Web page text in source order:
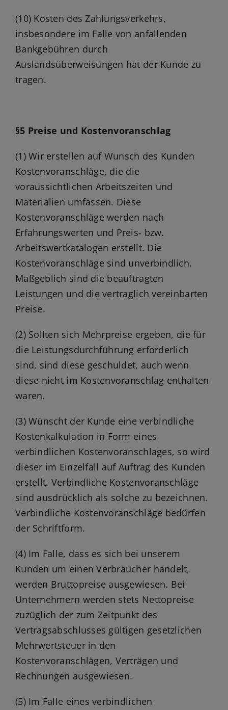
(10) Kosten des Zahlungsverkehrs,
insbesondere im Falle von anfallenden
Bankgebühren durch
Auslandsüberweisungen hat der Kunde zu
tragen.
§5 Preise und Kostenvoranschlag
(1) Wir erstellen auf Wunsch des Kunden
Kostenvoranschläge, die die
voraussichtlichen Arbeitszeiten und
Materialien umfassen. Diese
Kostenvoranschläge werden nach
Erfahrungswerten und Preis‑ bzw.
Arbeitswertkatalogen erstellt. Die
Kostenvoranschläge sind unverbindlich.
Maßgeblich sind die beauftragten
Leistungen und die vertraglich vereinbarten
Preise.
(2) Sollten sich Mehrpreise ergeben, die für
die Leistungsdurchführung erforderlich
sind, sind diese geschuldet, auch wenn
diese nicht im Kostenvoranschlag enthalten
waren.
(3) Wünscht der Kunde eine verbindliche
Kostenkalkulation in Form eines
verbindlichen Kostenvoranschlages, so wird
dieser im Einzelfall auf Auftrag des Kunden
erstellt. Verbindliche Kostenvoranschläge
sind ausdrücklich als solche zu bezeichnen.
Verbindliche Kostenvoranschläge bedürfen
der Schriftform.
(4) Im Falle, dass es sich bei unserem
Kunden um einen Verbraucher handelt,
werden Bruttopreise ausgewiesen. Bei
Unternehmern werden stets Nettopreise
zuzüglich der zum Zeitpunkt des
Vertragsabschlusses gültigen gesetzlichen
Mehrwertsteuer in den
Kostenvoranschlägen, Verträgen und
Rechnungen ausgewiesen.
(5) Im Falle eines verbindlichen